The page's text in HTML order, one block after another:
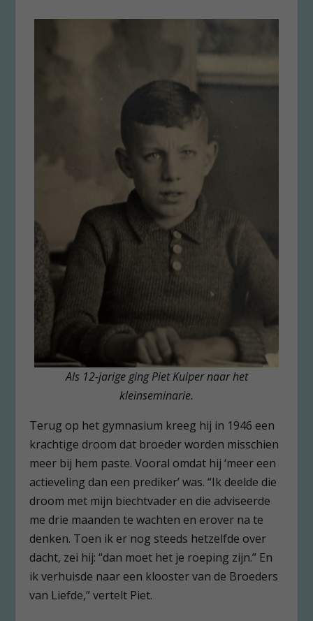
Als 12-jarige ging Piet Kuiper naar het
kleinseminarie.
Terug op het gymnasium kreeg hij in 1946 een
krachtige droom dat broeder worden misschien
meer bij hem paste. Vooral omdat hij ‘meer een
actieveling dan een prediker’ was. “Ik deelde die
droom met mijn biechtvader en die adviseerde
me drie maanden te wachten en erover na te
denken. Toen ik er nog steeds hetzelfde over
dacht, zei hij: “dan moet het je roeping zijn.” En
ik verhuisde naar een klooster van de Broeders
van Liefde,” vertelt Piet.